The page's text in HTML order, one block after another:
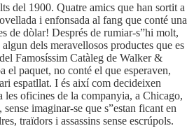
del 1900. Quatre amics que han sortit a
i enfonsada al fang que conté una
de dòlar! Després de rumiar-s”hi molt,
dels meravellosos productes que es
Famosíssim Catàleg de Walker &
el paquet, no conté el que esperaven,
espatllat. I és així com decideixen
les oficines de la companyia, a Chicago,
imaginar-se que s”estan ficant en
traïdors i assassins sense escrúpols.